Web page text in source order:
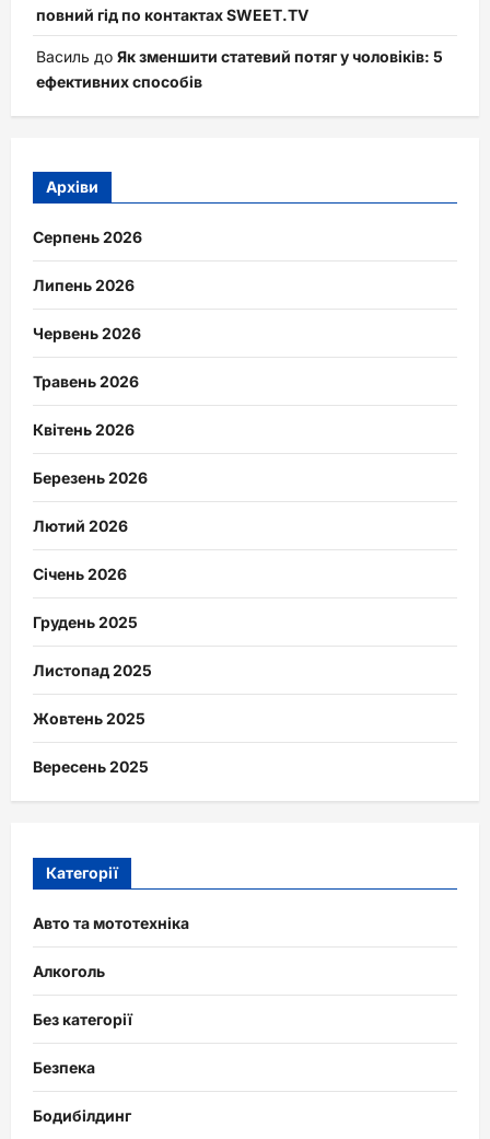
повний гід по контактах SWEET.TV
Василь до Як зменшити статевий потяг у чоловіків: 5
ефективних способів
Архіви
Серпень 2026
Липень 2026
Червень 2026
Травень 2026
Квітень 2026
Березень 2026
Лютий 2026
Січень 2026
Грудень 2025
Листопад 2025
Жовтень 2025
Вересень 2025
Категорії
Авто та мототехніка
Алкоголь
Без категорії
Безпека
Бодибілдинг